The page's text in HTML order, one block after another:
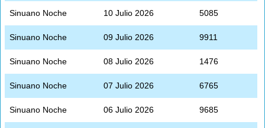
Sinuano Noche 10 Julio 2026 5085
Sinuano Noche 09 Julio 2026 9911
Sinuano Noche 08 Julio 2026 1476
Sinuano Noche 07 Julio 2026 6765
Sinuano Noche 06 Julio 2026 9685